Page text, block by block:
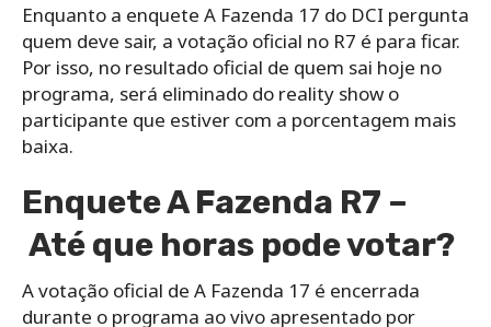
Enquanto a enquete A Fazenda 17 do DCI pergunta
quem deve sair, a votação oficial no R7 é para ficar.
Por isso, no resultado oficial de quem sai hoje no
programa, será eliminado do reality show o
participante que estiver com a porcentagem mais
baixa.
Enquete A Fazenda R7 –
Até que horas pode votar?
A votação oficial de A Fazenda 17 é encerrada
durante o programa ao vivo apresentado por